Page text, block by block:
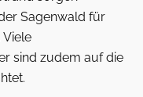
Sagenwald für
sind zudem auf die